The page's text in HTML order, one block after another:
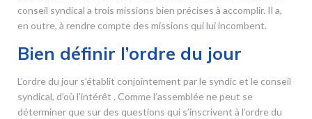
conseil syndical a trois missions bien précises à accomplir. Il a,
en outre, à rendre compte des missions qui lui incombent.
Bien définir l’ordre du jour
L’ordre du jour s’établit conjointement par le syndic et le conseil
syndical, d’où l’intérêt . Comme l’assemblée ne peut se
déterminer que sur des questions qui s’inscrivent à l’ordre du